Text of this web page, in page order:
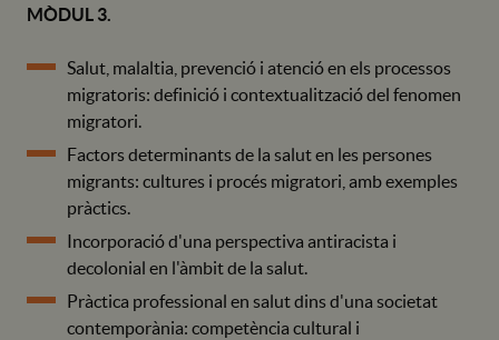
MÒDUL 3.
Salut, malaltia, prevenció i atenció en els processos
migratoris: definició i contextualització del fenomen
migratori.
Factors determinants de la salut en les persones
migrants: cultures i procés migratori, amb exemples
pràctics.
Incorporació d'una perspectiva antiracista i
decolonial en l'àmbit de la salut.
Pràctica professional en salut dins d'una societat
contemporània: competència cultural i